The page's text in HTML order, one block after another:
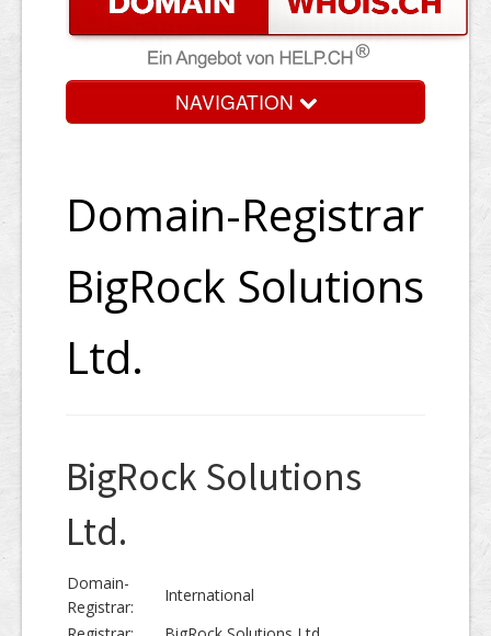
NAVIGATION
Domain-Registrar
BigRock Solutions
Ltd.
BigRock Solutions
Ltd.
Domain-
Registrar:
International